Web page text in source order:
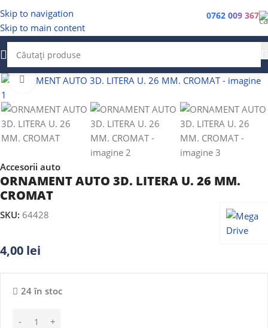
Skip to navigation
Skip to main content
0762 009 367
Faceți clic pentru a mări
Accesorii auto
ORNAMENT AUTO 3D. LITERA U. 26 MM.
CROMAT
SKU: 64428
4,00 lei
24 în stoc